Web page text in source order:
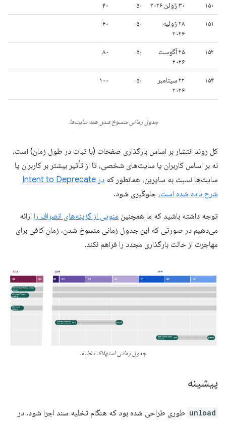
۱۵۰
۳۰ ژوئن ۲۰۲۶ ۵۰
۴۰
۱۵۱
۲۸ ژوئیه
۲۰۲۶
۵۰ ۶۰
۱۵۲
۲۵ آگوست
۲۰۲۶
۵۰ ۸۰
۱۵۴
۲۲ سپتامبر
۲۰۲۶
۵۰ ۱۰۰
جدول زمانی منسوخ شدن همه سایت‌ها.
کل روند انتشار بر اساس بارگذاری صفحات (با ثبات در طول زمان) است،
نه بر اساس کاربران یا سایت‌های شخصی، تا از تأثیر بیشتر بر کاربران یا
سایت‌ها نسبت به سایرین، همانطور که
در Intent to Deprecate
شرح داده شده است، جلوگیری شود.
توجه داشته باشید که ما همچنین منویی از گزینه‌های انصراف را ارائه
می‌دهیم در صورتی که این جدول زمانی منسوخ شدن، زمان کافی برای
مهاجرت از حالت بارگذاری مجدد را فراهم نکند.
جدول زمانی استهلاک تخلیه.
پیشینه
unload طوری طراحی شده بود که هنگام تخلیه سند اجرا شود. در